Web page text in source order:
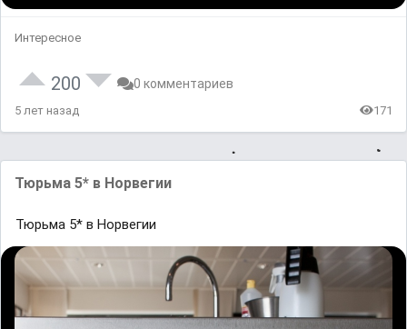
Интересное
200 0 комментариев
5 лет назад 171
Тюрьма 5* в Норвегии
Тюрьма 5* в Норвегии